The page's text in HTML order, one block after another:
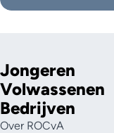
Jongeren
Volwassenen
Bedrijven
Over ROCvA